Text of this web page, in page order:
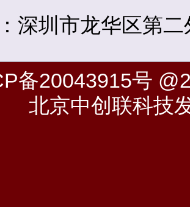
深圳市龙华区第
备20043915号
北京中创联科技